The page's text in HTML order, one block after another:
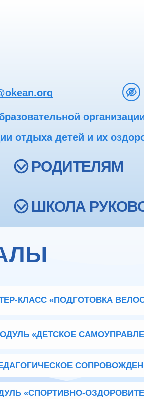
отдыха детей и их
РОДИТЕЛЯМ
ШКОЛА
КЛАСС «ПОДГОТОВКА
«ДЕТСКОЕ
«СПОРТИВНО-